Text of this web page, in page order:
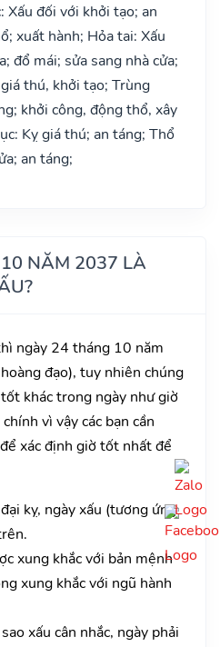
Xấu đối với khởi tạo; an
xuất hành; Hỏa tai: Xấu
đổ mái; sửa sang nhà cửa;
thú, khởi tạo; Trùng
khởi công, động thổ, xây
Kỵ giá thú; an táng; Thổ
an táng;
NĂM 2037 LÀ
ngày 24 tháng 10 năm
đạo), tuy nhiên chúng
khác trong ngày như giờ
vì vậy các bạn cần
xác định giờ tốt nhất để
kỵ, ngày xấu (tương ứng
xung khắc với bản mệnh
xung khắc với ngũ hành
xấu cân nhắc, ngày phải